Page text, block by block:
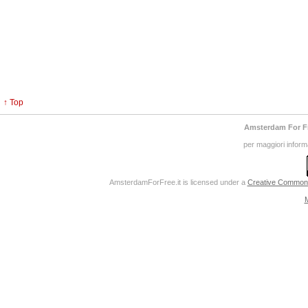
↑ Top
Amsterdam For
per maggiori
AmsterdamForFree.itis licensed under a Creative